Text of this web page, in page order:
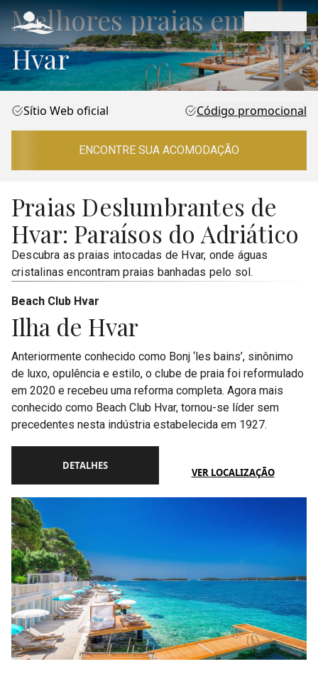
Melhores praias em
Hvar
Sítio Web oficial Código promocional
ENCONTRE SUA ACOMODAÇÃO
Praias Deslumbrantes de
Hvar: Paraísos do Adriático
Descubra as praias intocadas de Hvar, onde águas
cristalinas encontram praias banhadas pelo sol.
Ilha de Hvar
Beach Club Hvar
Anteriormente conhecido como Bonj ‘les bains’, sinônimo
de luxo, opulência e estilo, o clube de praia foi reformulado
em 2020 e recebeu uma reforma completa. Agora mais
conhecido como Beach Club Hvar, tornou-se líder sem
precedentes nesta indústria estabelecida em 1927.
DETALHES
VER LOCALIZAÇÃO